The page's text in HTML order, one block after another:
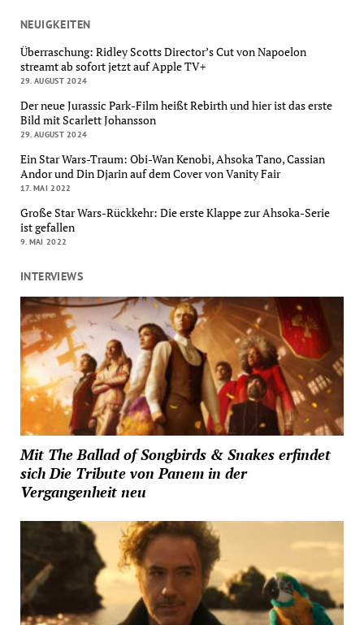
NEUIGKEITEN
Überraschung: Ridley Scotts Director’s Cut von Napoelon
streamt ab sofort jetzt auf Apple TV+
29. AUGUST 2024
Der neue Jurassic Park-Film heißt Rebirth und hier ist das erste
Bild mit Scarlett Johansson
29. AUGUST 2024
Ein Star Wars-Traum: Obi-Wan Kenobi, Ahsoka Tano, Cassian
Andor und Din Djarin auf dem Cover von Vanity Fair
17. MAI 2022
Große Star Wars-Rückkehr: Die erste Klappe zur Ahsoka-Serie
ist gefallen
9. MAI 2022
INTERVIEWS
Mit The Ballad of Songbirds & Snakes erfindet
sich Die Tribute von Panem in der
Vergangenheit neu